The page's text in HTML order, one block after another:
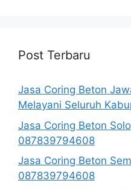
Post Terbaru
Jasa Coring Beton
Melayani Seluruh
Jasa Coring Beton
087839794608
Jasa Coring Beton
087839794608